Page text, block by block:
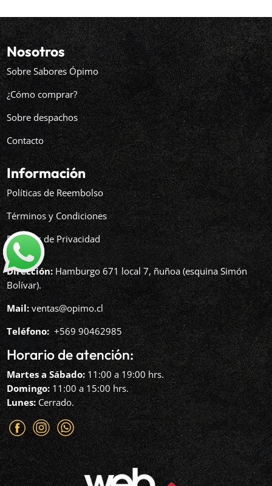
Nosotros
Sobre Sabores Ópimo
¿Cómo comprar?
Sobre despachos
Contacto
Información
Políticas de Reembolso
Términos y Condiciones
Políticas de Privacidad
Dirección: Hamburgo 671 local 7, ñuñoa (esquina Simón
Bolívar).
Mail: ventas@opimo.cl
Teléfono: ‪+569 90462985‬
Horario de atención:
Martes a Sábado: 11:00 a 19:00 hrs.
Domingo: 11:00 a 15:00 hrs.
Lunes: Cerrado.